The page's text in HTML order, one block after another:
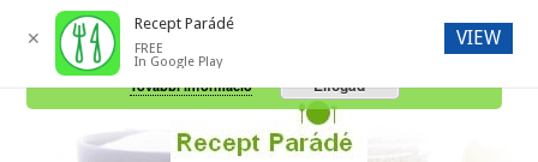
A honlap további használatához a sütik használatát el kell fogadni.
További információ
Elfogad
✕
Recept Parádé
FREE
In Google Play
VIEW